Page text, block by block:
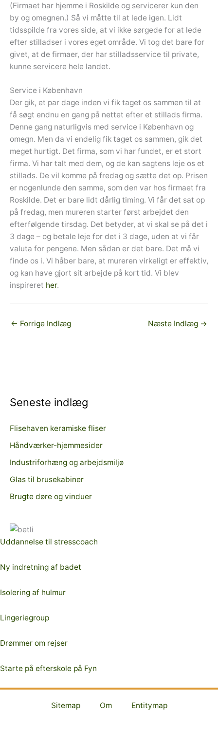
(Firmaet har hjemme i Roskilde og servicerer kun den
by og omegnen.) Så vi måtte til at lede igen. Lidt
tidsspilde fra vores side, at vi ikke sørgede for at lede
efter stilladser i vores eget område. Vi tog det bare for
givet, at de firmaer, der har stilladsservice til private,
kunne servicere hele landet.
Service i København
Der gik, et par dage inden vi fik taget os sammen til at
få søgt endnu en gang på nettet efter et stillads firma.
Denne gang naturligvis med service i København og
omegn. Men da vi endelig fik taget os sammen, gik det
meget hurtigt. Det firma, som vi har fundet, er et stort
firma. Vi har talt med dem, og de kan sagtens leje os et
stillads. De vil komme på fredag og sætte det op. Prisen
er nogenlunde den samme, som den var hos firmaet fra
Roskilde. Det er bare lidt dårlig timing. Vi får det sat op
på fredag, men mureren starter først arbejdet den
efterfølgende tirsdag. Det betyder, at vi skal se på det i
3 dage – og betale leje for det i 3 dage, uden at vi får
valuta for pengene. Men sådan er det bare. Det må vi
finde os i. Vi håber bare, at mureren virkeligt er effektiv,
og kan have gjort sit arbejde på kort tid. Vi blev
inspireret her.
← Forrige Indlæg Næste Indlæg →
Seneste indlæg
Flisehaven keramiske fliser
Håndværker-hjemmesider
Industriforhæng og arbejdsmiljø
Glas til brusekabiner
Brugte døre og vinduer
Uddannelse til stresscoach
Ny indretning af badet
Isolering af hulmur
Lingeriegroup
Drømmer om rejser
Starte på efterskole på Fyn
Sitemap Om Entitymap